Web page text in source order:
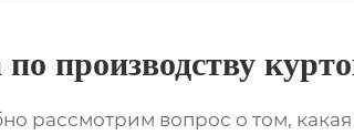
производству
рассмотрим вопрос о том,